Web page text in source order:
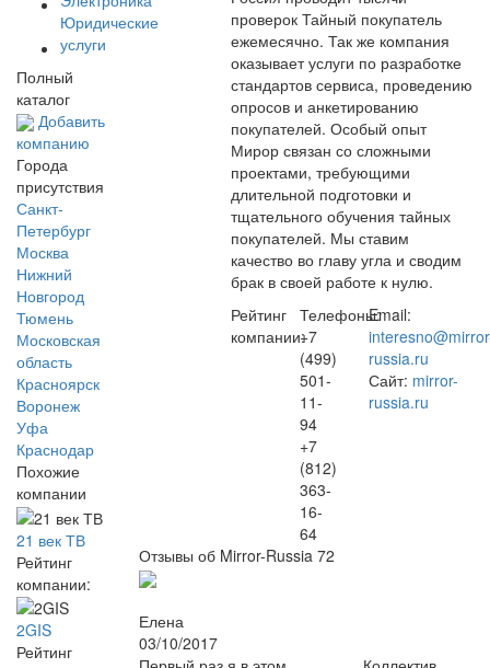
Юридические
услуги
Полный
каталог
Добавить
компанию
Города
присутствия
Санкт-
Петербург
Москва
Нижний
Новгород
Тюмень
Московская
область
Красноярск
Воронеж
Уфа
Краснодар
Похожие
компании
21 век ТВ
Рейтинг
компании:
2GIS
Рейтинг
проверок Тайный покупатель
ежемесячно. Так же компания
оказывает услуги по разработке
стандартов сервиса, проведению
опросов и анкетированию
покупателей. Особый опыт
Мирор связан со сложными
проектами, требующими
длительной подготовки и
тщательного обучения тайных
покупателей. Мы ставим
качество во главу угла и сводим
брак в своей работе к нулю.
Рейтинг
компании:
Телефоны:
+7
(499)
501-
11-
94
+7
(812)
363-
16-
64
Email:
russia.ru
Сайт: mirror-
russia.ru
Отзывы об Mirror-Russia 72
Елена
03/10/2017